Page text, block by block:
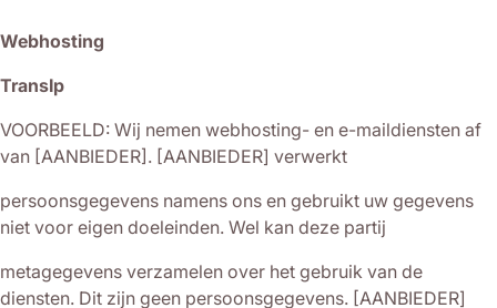
Webhosting
TransIp
VOORBEELD: Wij nemen webhosting- en e-maildiensten af
van [AANBIEDER]. [AANBIEDER] verwerkt
persoonsgegevens namens ons en gebruikt uw gegevens
niet voor eigen doeleinden. Wel kan deze partij
metagegevens verzamelen over het gebruik van de
diensten. Dit zijn geen persoonsgegevens. [AANBIEDER]